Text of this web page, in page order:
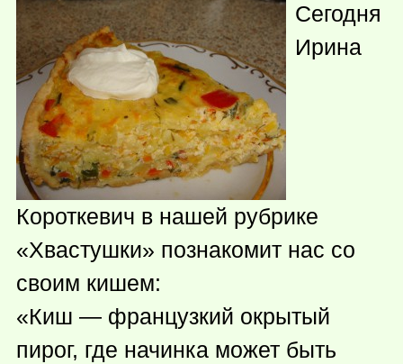
Сегодня
Ирина
Короткевич в нашей рубрике
«Хвастушки» познакомит нас со
своим кишем:
«Киш — французкий окрытый
пирог, где начинка может быть